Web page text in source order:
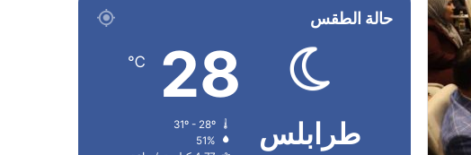
حالة الطقس
طرابلس
28
℃
51%